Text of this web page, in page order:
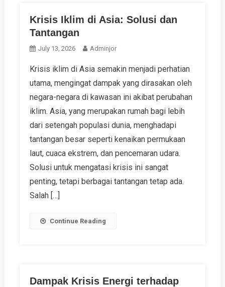
Krisis Iklim di Asia: Solusi dan
Tantangan
July 13, 2026 Adminjor
Krisis iklim di Asia semakin menjadi perhatian
utama, mengingat dampak yang dirasakan oleh
negara-negara di kawasan ini akibat perubahan
iklim. Asia, yang merupakan rumah bagi lebih
dari setengah populasi dunia, menghadapi
tantangan besar seperti kenaikan permukaan
laut, cuaca ekstrem, dan pencemaran udara.
Solusi untuk mengatasi krisis ini sangat
penting, tetapi berbagai tantangan tetap ada.
Salah […]
Continue Reading
Dampak Krisis Energi terhadap